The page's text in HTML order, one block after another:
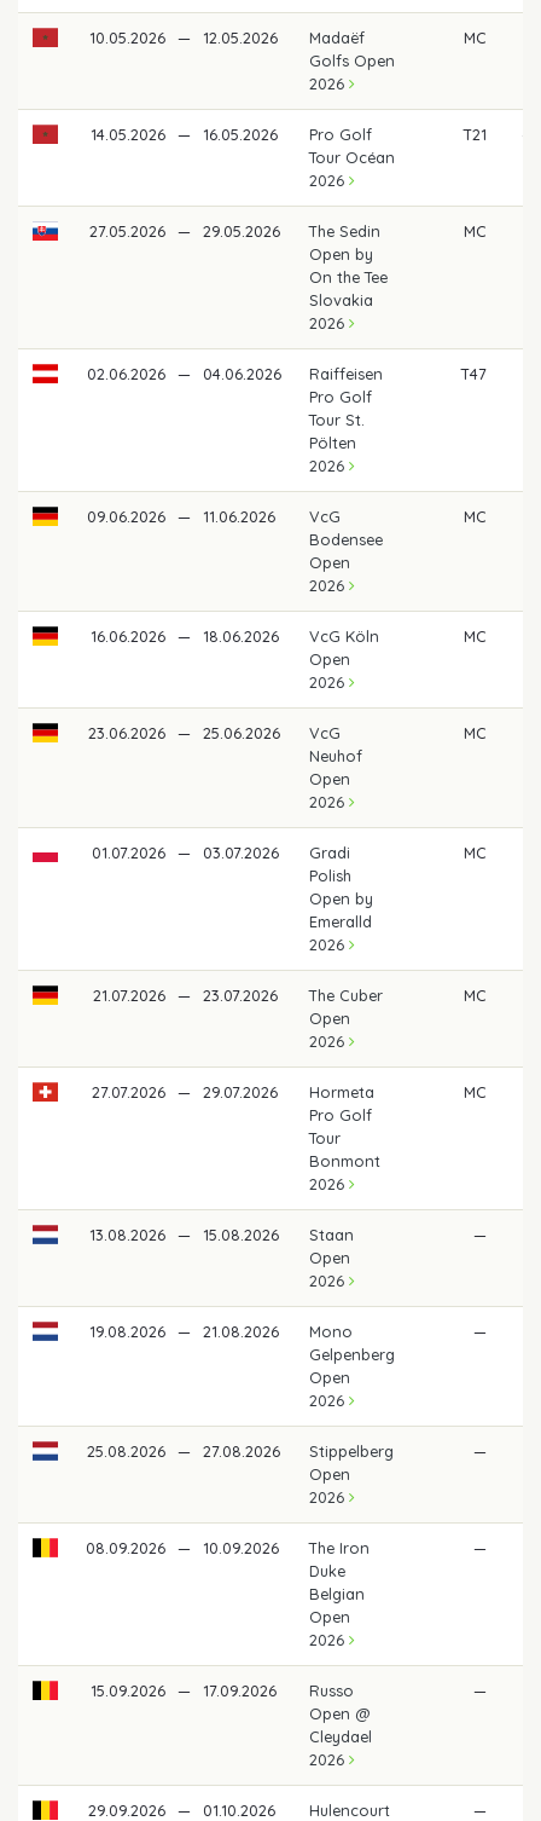
10.05.2026 — 12.05.2026
Madaëf
Golfs Open
2026
MC
14.05.2026 — 16.05.2026
Pro Golf
Tour Océan
2026
T21
27.05.2026 — 29.05.2026
The Sedin
Open by
On the Tee
Slovakia
2026
MC
02.06.2026 — 04.06.2026
Raiffeisen
Pro Golf
Tour St.
Pölten
2026
T47
09.06.2026 — 11.06.2026
VcG
Bodensee
Open
2026
MC
16.06.2026 — 18.06.2026
VcG Köln
Open
2026
MC
23.06.2026 — 25.06.2026
VcG
Neuhof
Open
2026
MC
01.07.2026 — 03.07.2026
Gradi
Polish
Open by
Emeralld
2026
MC
21.07.2026 — 23.07.2026
The Cuber
Open
2026
MC
27.07.2026 — 29.07.2026
Hormeta
Pro Golf
Tour
Bonmont
2026
MC
13.08.2026 — 15.08.2026
Staan
Open
2026
—
19.08.2026 — 21.08.2026
Mono
Gelpenberg
Open
2026
—
25.08.2026 — 27.08.2026
Stippelberg
Open
2026
—
08.09.2026 — 10.09.2026
The Iron
Duke
Belgian
Open
2026
—
15.09.2026 — 17.09.2026
Russo
Open @
Cleydael
2026
—
29.09.2026 — 01.10.2026
Hulencourt
—